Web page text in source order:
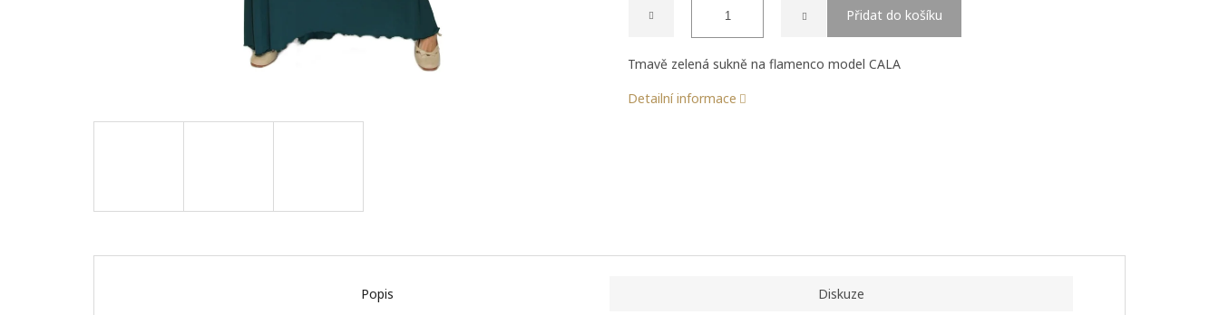
Přidat do košíku
Tmavě zelená sukně na flamenco model CALA
Detailní informace
Popis Diskuze